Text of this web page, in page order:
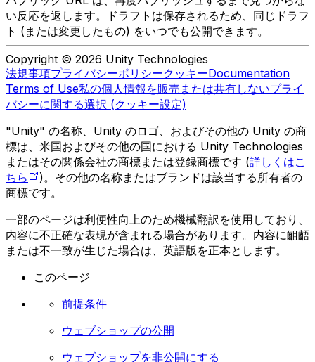
い反応を返します。ドラフトは保存されるため、同じドラフ
ト (または変更したもの) をいつでも公開できます。
Copyright © 2026 Unity Technologies
法規事項プライバシーポリシークッキーDocumentation
Terms of Use私の個人情報を販売または共有しないプライ
バシーに関する選択 (クッキー設定)
"Unity" の名称、Unity のロゴ、およびその他の Unity の商
標は、米国およびその他の国における Unity Technologies
またはその関係会社の商標または登録商標です (詳しくはこ
ちら
)。その他の名称またはブランドは該当する所有者の
商標です。
一部のページは利便性向上のため機械翻訳を使用しており、
内容に不正確な表現が含まれる場合があります。内容に齟齬
または不一致が生じた場合は、英語版を正本とします。
このページ
前提条件
ウェブショップの公開
ウェブショップを非公開にする